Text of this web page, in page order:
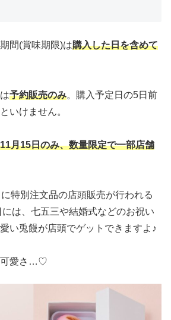
間(賞味期限)は購入した日を含めて
予約販売のみ。購入予定日の5日前
いけません。
11月15日のみ、数量限定で一部店舗
特別注文品の店頭販売が行われる
は、七五三や結婚式などのお祝い
い兎饅が店頭でゲットできますよ♪
可愛さ…♡